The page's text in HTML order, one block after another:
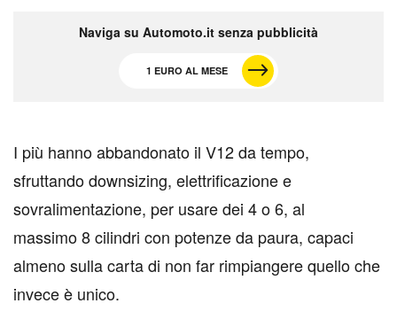
Naviga su Automoto.it senza pubblicità
1 EURO AL MESE
I più hanno abbandonato il V12 da tempo,
sfruttando downsizing, elettrificazione e
sovralimentazione, per usare dei 4 o 6, al
massimo 8 cilindri con potenze da paura, capaci
almeno sulla carta di non far rimpiangere quello che
invece è unico.